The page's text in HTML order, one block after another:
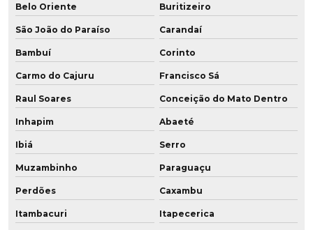
Roda de grafeno para empilhadeira
Roda de grafeno para empilhadeira elétrica
Roda em poliuretano para câmara fria
Roda em poliuretano para frigorífico
Roda vulkollan
Rodas para empilhadeiras elétricas
Rodas para empilhadeiras fabricante
Belo Oriente Buritizeiro
São João do Paraíso Carandaí
Bambuí Corinto
Carmo do Cajuru Francisco Sá
Raul Soares Conceição do Mato Dentro
Inhapim Abaeté
Ibiá Serro
Muzambinho Paraguaçu
Perdões Caxambu
Itambacuri Itapecerica